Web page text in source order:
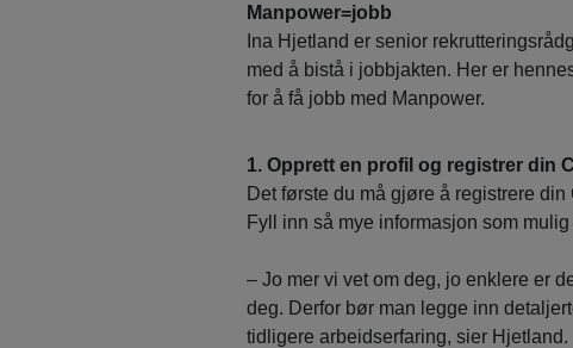
Manpower=jobb
Ina Hjetland er senior
med å bistå i jobbjakten. Her er
for å få jobb med Manpower.
1. Opprett en profil og registrer din
Det første du må gjøre å registrere
Fyll inn så mye informasjon som
– Jo mer vi vet om deg, jo enklere er
deg. Derfor bør man legge inn
tidligere arbeidserfaring, sier Hjetland.